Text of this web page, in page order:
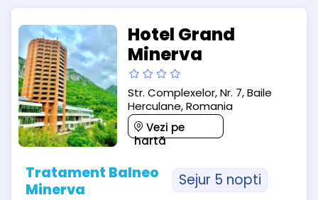
Hotel Grand
Minerva
Str. Complexelor, Nr. 7, Baile
Herculane, Romania
Vezi pe
hartă
Tratament Balneo
Minerva
Sejur 5 nopti